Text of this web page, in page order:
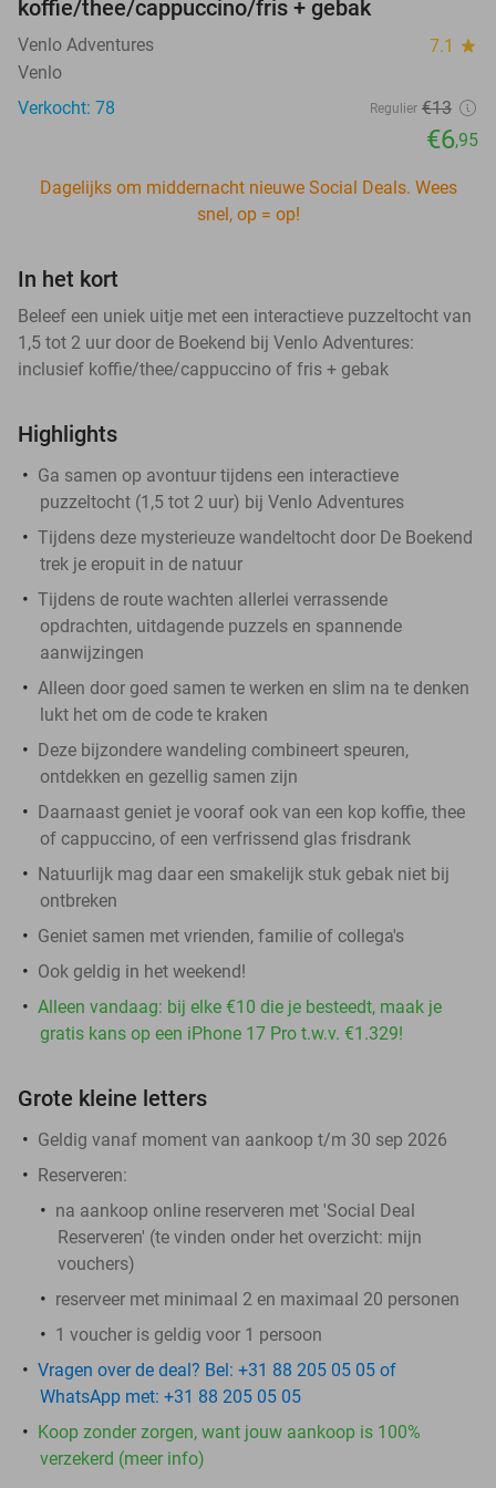
koffie/thee/cappuccino/fris + gebak
Venlo Adventures 7.1 star
Venlo
Verkocht: 78
Regulier €13
€6,95
Dagelijks om middernacht nieuwe Social Deals. Wees
snel, op = op!
In het kort
Beleef een uniek uitje met een interactieve puzzeltocht van
1,5 tot 2 uur door de Boekend bij Venlo Adventures:
inclusief koffie/thee/cappuccino of fris + gebak
Highlights
Ga samen op avontuur tijdens een interactieve
puzzeltocht (1,5 tot 2 uur) bij Venlo Adventures
Tijdens deze mysterieuze wandeltocht door De Boekend
trek je eropuit in de natuur
Tijdens de route wachten allerlei verrassende
opdrachten, uitdagende puzzels en spannende
aanwijzingen
Alleen door goed samen te werken en slim na te denken
lukt het om de code te kraken
Deze bijzondere wandeling combineert speuren,
ontdekken en gezellig samen zijn
Daarnaast geniet je vooraf ook van een kop koffie, thee
of cappuccino, of een verfrissend glas frisdrank
Natuurlijk mag daar een smakelijk stuk gebak niet bij
ontbreken
Geniet samen met vrienden, familie of collega's
Ook geldig in het weekend!
Alleen vandaag: bij elke €10 die je besteedt, maak je
gratis kans op een iPhone 17 Pro t.w.v. €1.329!
Grote kleine letters
Geldig vanaf moment van aankoop t/m 30 sep 2026
Reserveren:
na aankoop online reserveren met 'Social Deal
Reserveren' (te vinden onder het overzicht: mijn
vouchers)
reserveer met minimaal 2 en maximaal 20 personen
1 voucher is geldig voor 1 persoon
Vragen over de deal? Bel: +31 88 205 05 05 of
WhatsApp met: +31 88 205 05 05
Koop zonder zorgen, want jouw aankoop is 100%
verzekerd (meer info)